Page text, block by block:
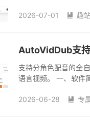
2026-07-01  趣
AutoVidDub支
支持分角色配音的全
语言视频。 一、软件
2026-06-28  专